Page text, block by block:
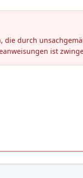
durch
ist